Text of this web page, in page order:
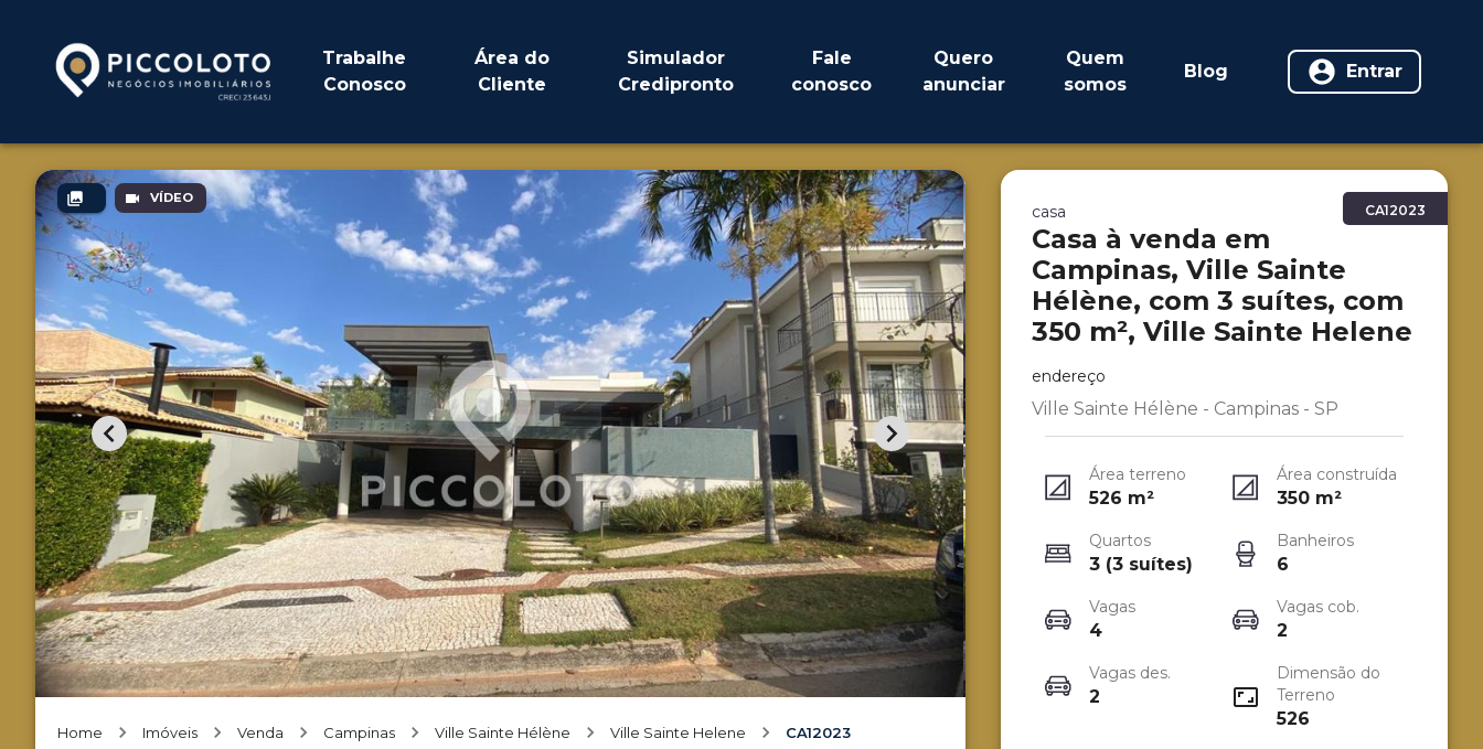
Trabalhe
Conosco
Área do
Cliente
Simulador
Credipronto
Fale
conosco
Quero
anunciar
Quem
somos
Blog Entrar
VÍDEO
Home Imóveis Venda Campinas Ville Sainte Hélène Ville Sainte Helene CA12023
CA12023
casa
Casa à venda em
Campinas, Ville Sainte
Hélène, com 3 suítes, com
350 m², Ville Sainte Helene
endereço
Ville Sainte Hélène - Campinas - SP
Área terreno
526 m²
Área construída
350 m²
Quartos
3 (3 suítes)
Banheiros
6
Vagas
4
Vagas cob.
2
Vagas des.
2
Dimensão do
Terreno
526